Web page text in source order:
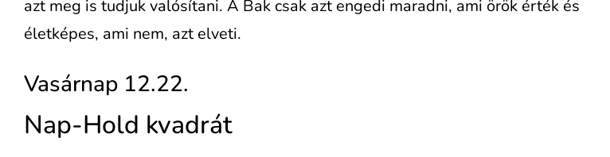
azt meg is tudjuk valósítani. A Bak csak azt engedi maradni, ami örök érték és
életképes, ami nem, azt elveti.
Vasárnap 12.22.
Nap-Hold kvadrát